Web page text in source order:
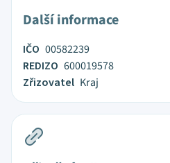
Další informace
IČO 00582239
REDIZO 600019578
Zřizovatel Kraj